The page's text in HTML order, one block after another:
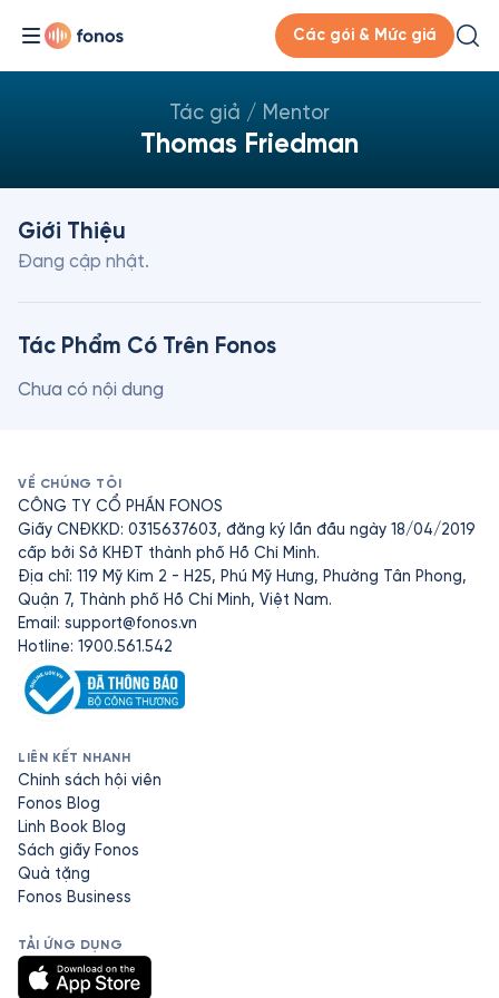
Các gói & Mức giá
Tác giả / Mentor
Thomas Friedman
Giới Thiệu
Đang cập nhật.
Tác Phẩm Có Trên Fonos
Chưa có nội dung
VỀ CHÚNG TÔI
CÔNG TY CỔ PHẦN FONOS
Giấy CNĐKKD: 0315637603, đăng ký lần đầu ngày 18/04/2019
cấp bởi Sở KHĐT thành phố Hồ Chí Minh.
Địa chỉ: 119 Mỹ Kim 2 - H25, Phú Mỹ Hưng, Phường Tân Phong,
Quận 7, Thành phố Hồ Chí Minh, Việt Nam.
Email: support@fonos.vn
Hotline: 1900.561.542
LIÊN KẾT NHANH
Chính sách hội viên
Fonos Blog
Linh Book Blog
Sách giấy Fonos
Quà tặng
Fonos Business
TẢI ỨNG DỤNG